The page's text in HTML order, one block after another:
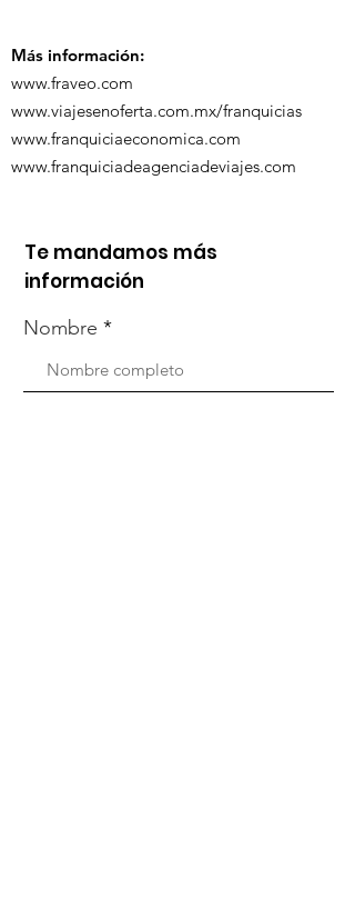
Más información:
www.fraveo.com
www.viajesenoferta.com.mx/franquicias
www.franquiciaeconomica.com
www.franquiciadeagenciadeviajes.com
Te mandamos más
información
Nombre